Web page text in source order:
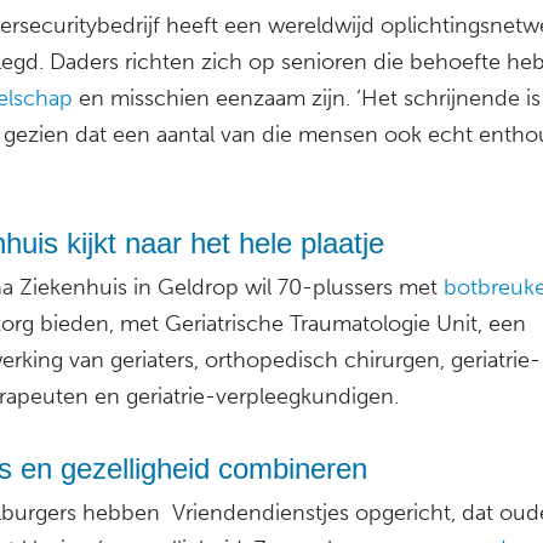
heeft een wereldwijd
Daders richten zich op senioren die behoefte
en misschien eenzaam zijn. ‘Het schrijnende
dat een aantal van die mensen ook echt
kijkt naar het hele plaatje
Ziekenhuis in Geldrop wil 70-plussers met
bieden, met Geriatrische Traumatologie Unit, een
van geriaters, orthopedisch chirurgen, geriatrie-
en geriatrie-verpleegkundigen.
en gezelligheid combineren
hebben Vriendendienstjes opgericht, dat